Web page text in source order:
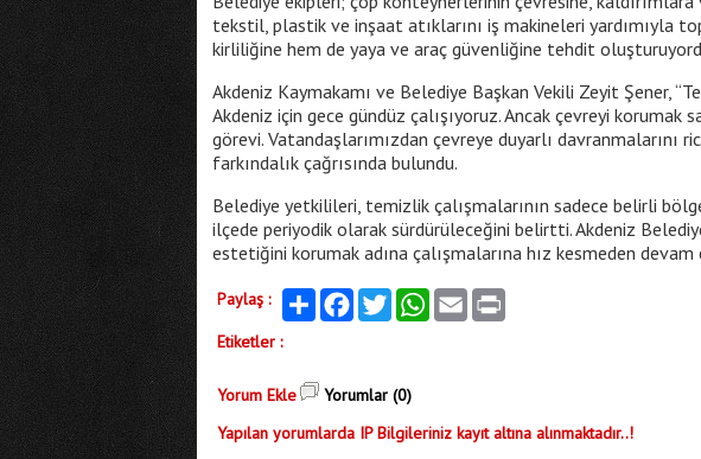
tekstil, plastik ve inşaat atıklarını iş makineleri yardımıyla
kirliliğine hem de yaya ve araç güvenliğine tehdit
Akdeniz Kaymakamı ve Belediye Başkan Vekili Zeyit Şener,
Akdeniz için gece gündüz çalışıyoruz. Ancak çevreyi korumak
görevi. Vatandaşlarımızdan çevreye duyarlı davranmalarını
farkındalık çağrısında bulundu.
Belediye yetkilileri, temizlik çalışmalarının sadece belirli
ilçede periyodik olarak sürdürüleceğini belirtti. Akdeniz
estetiğini korumak adına çalışmalarına hız kesmeden devam
Paylaş : Paylaş FacebookTwitter WhatsAppEmail
Etiketler :
Yorum Ekle
Yorumlar (0)
Yapılan yorumlarda IP Bilgileriniz kayıt altına alınmaktadır..!